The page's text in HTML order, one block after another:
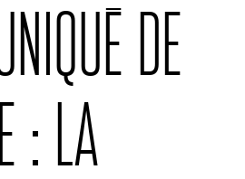
de
: la